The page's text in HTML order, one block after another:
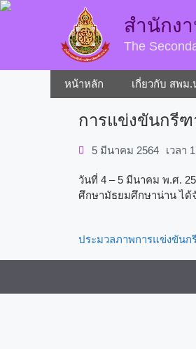
สำนักง
The
หน้าหลัก เกี่ยวกับ สพม.
การแข่งขันกรีฑ
5 มีนาคม 2564 เวลา
วันที่ 4 – 5 มีนาคม พ.ศ.
ศึกษามัธยมศึกษาน่าน ได้
ประมวลภาพการแข่งขันก